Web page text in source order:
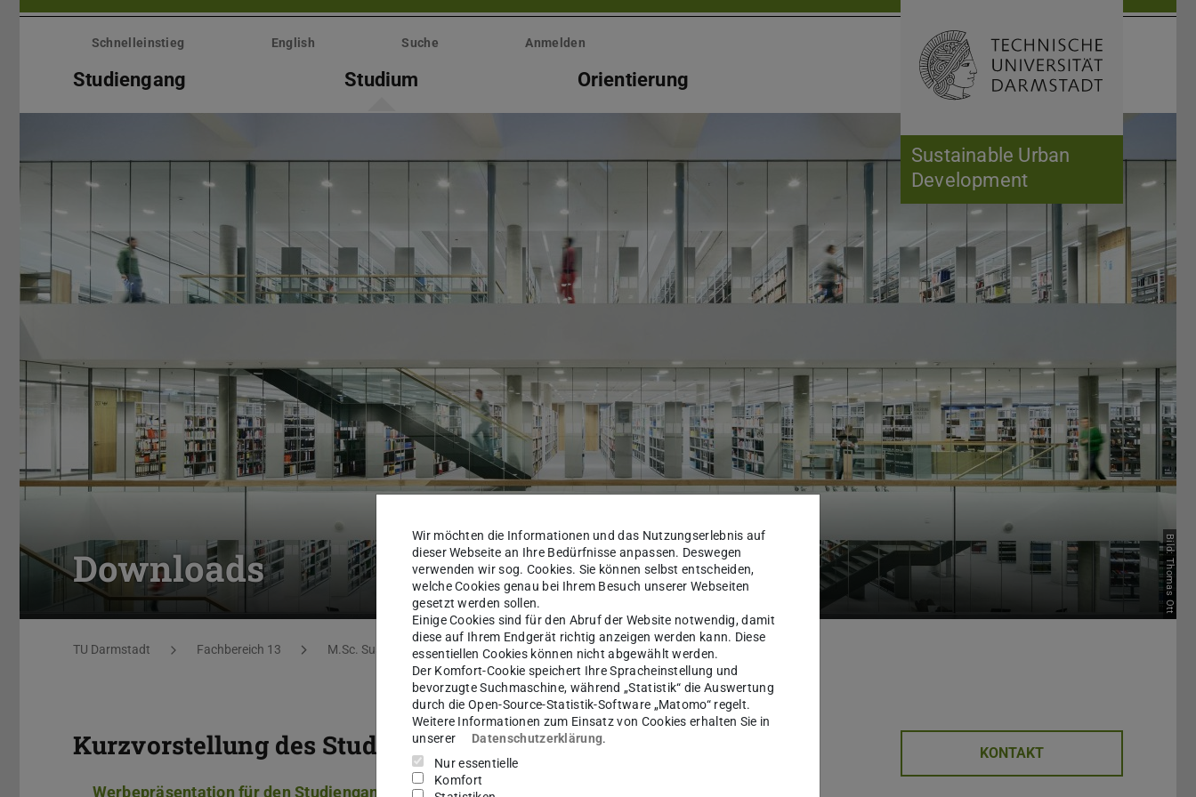
Menü
überspringen
Sustainable Urban
Development
Schnelleinstieg English Suche Anmelden
Studiengang Studium Orientierung Suche öffnen
Downloads Bild: Thomas Ott
Sie befinden sich hier:
TU Darmstadt Fachbereich 13 M.Sc. Sustainable Urban Development Studium Downloads
Kurzvorstellung des Studiengangs
Werbepräsentation für den Studiengang Sustainable Urban Development (M.Sc.)
KONTAKT
Wir möchten die Informationen und das Nutzungserlebnis auf
dieser Webseite an Ihre Bedürfnisse anpassen. Deswegen
verwenden wir sog. Cookies. Sie können selbst entscheiden,
welche Cookies genau bei Ihrem Besuch unserer Webseiten
gesetzt werden sollen.
Einige Cookies sind für den Abruf der Website notwendig, damit
diese auf Ihrem Endgerät richtig anzeigen werden kann. Diese
essentiellen Cookies können nicht abgewählt werden.
Der Komfort-Cookie speichert Ihre Spracheinstellung und
bevorzugte Suchmaschine, während „Statistik“ die Auswertung
durch die Open-Source-Statistik-Software „Matomo“ regelt.
Weitere Informationen zum Einsatz von Cookies erhalten Sie in
unserer
Datenschutzerklärung.
Nur essentielle
Komfort